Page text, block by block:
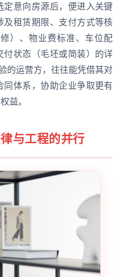
定意向房源后，便进入关键
及租赁期限、支付方式等核
）、物业费标准、车位配
付状态（毛坯或简装）的详
的运营方，往往能凭借其对
体系，协助企业争取更有
益。
与工程的并行